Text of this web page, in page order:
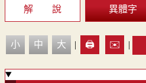
解 說 異體字
小 中 大 | 🖨️ ✉️ |